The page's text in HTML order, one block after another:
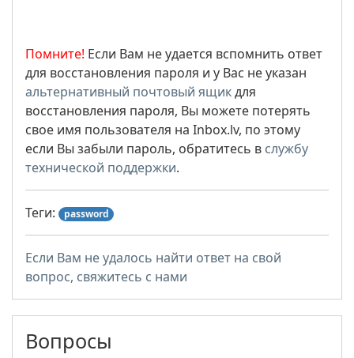
Помните! Если Вам не удается вспомнить ответ
для восстановления пароля и у Вас не указан
альтернативный почтовый ящикдля
восстановления пароля, Вы можете потерять
свое имя пользователя на Inbox.lv, по этому
если Вы забыли пароль, обратитесь в службу
технической поддержки.
Теги: password
Если Вам не удалось найти ответ на свой
вопрос, свяжитесь с нами
Вопросы